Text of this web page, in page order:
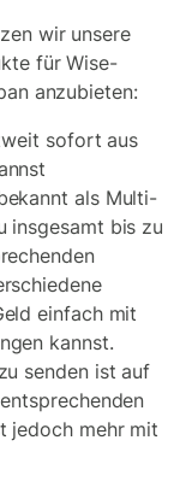
wir unsere
für Wise-
anzubieten:
sofort aus
als Multi-
insgesamt bis zu
einfach mit
kannst.
senden ist auf
jedoch mehr mit